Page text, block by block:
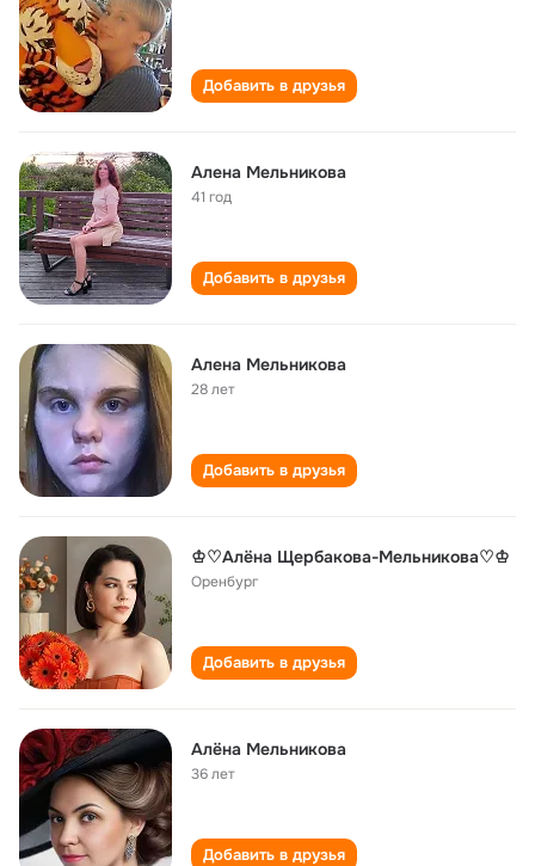
Добавить в друзья
Алена Мельникова
41 год
Добавить в друзья
Алена Мельникова
28 лет
Добавить в друзья
♔♡Алёна Щербакова-Мельникова♡♔
Оренбург
Добавить в друзья
Алёна Мельникова
36 лет
Добавить в друзья